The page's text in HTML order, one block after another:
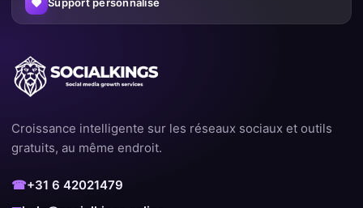
Croître plus rapidement sur les réseaux sociaux
Pourquoi les clients choisissent
Nous nous distinguons des autres fournisseurs par notre focus
sur la qualité et la satisfaction client. Avec des milliers de
commandes réussies et un grand pourcentage de clients
♥ Support personnalisé
Croissance intelligente sur les réseaux sociaux et outils
gratuits, au même endroit.
☎+31 6 42021479